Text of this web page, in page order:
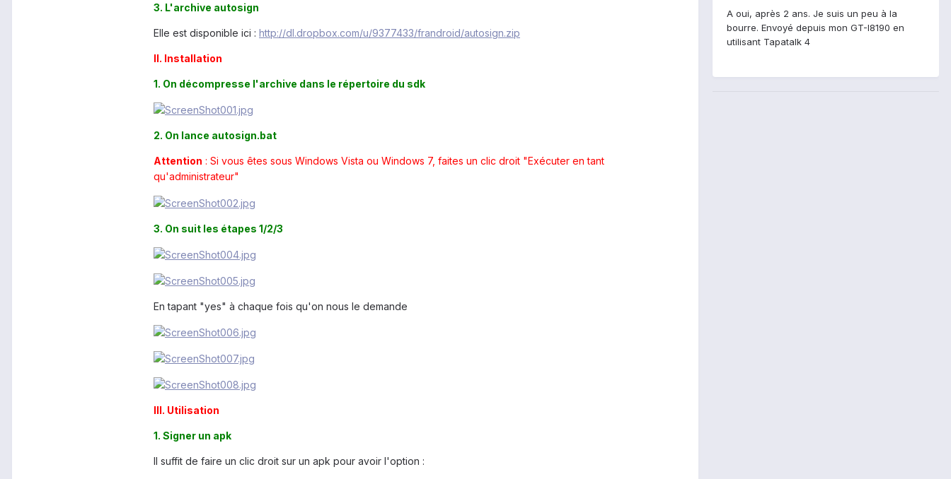
3. L'archive autosign
Elle est disponible ici : http://dl.dropbox.com/u/9377433/frandroid/autosign.zip
II. Installation
1. On décompresse l'archive dans le répertoire du sdk
2. On lance autosign.bat
Attention : Si vous êtes sous Windows Vista ou Windows 7, faites un clic droit "Exécuter en tant
qu'administrateur"
3. On suit les étapes 1/2/3
En tapant "yes" à chaque fois qu'on nous le demande
III. Utilisation
1. Signer un apk
Il suffit de faire un clic droit sur un apk pour avoir l'option :
A oui, après 2 ans. Je suis un peu à la
bourre. Envoyé depuis mon GT-I8190 en
utilisant Tapatalk 4